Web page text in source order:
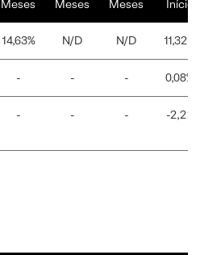
Meses
Meses
Meses
Início
14,63% N/D N/D 11,32%
- - - 0,08%
- - - -2,22